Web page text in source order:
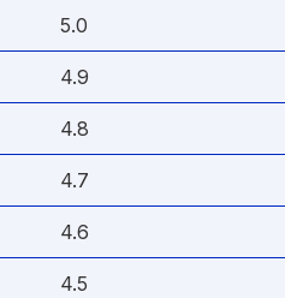
5.0
4.9
4.8
4.7
4.6
4.5